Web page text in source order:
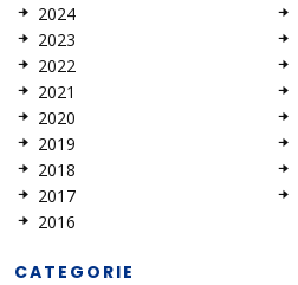
2024
2023
2022
2021
2020
2019
2018
2017
2016
CATEGORIE